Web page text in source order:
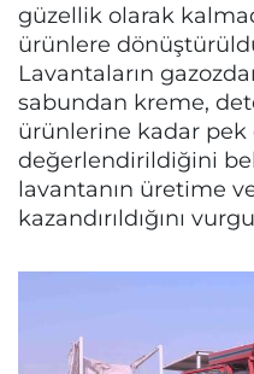
güzellik olarak
ürünlere
Lavantaların
sabundan kreme,
ürünlerine kadar pek
değerlendirildiğini
lavantanın üretime
kazandırıldığını